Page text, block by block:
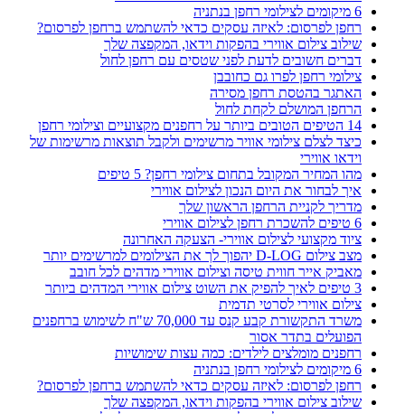
6 מיקומים לצילומי רחפן בנתניה
רחפן לפרסום: לאיזה עסקים כדאי להשתמש ברחפן לפרסום?
שילוב צילום אווירי בהפקות וידאו, המקפצה שלך
דברים חשובים לדעת לפני שטסים עם רחפן לחול
צילומי רחפן לפרו גם כחובבן
האתגר בהטסת רחפן מסירה
הרחפן המושלם לקחת לחול
14 הטיפים הטובים ביותר על רחפנים מקצועיים וצילומי רחפן
כיצד לצלם צילומי אוויר מרשימים ולקבל תוצאות מרשימות של
וידאו אווירי
מהו המחיר המקובל בתחום צילומי רחפן? 5 טיפים
איך לבחור את היום הנכון לצילום אווירי
מדריך לקניית הרחפן הראשון שלך
6 טיפים להשכרת רחפן לצילום אווירי
ציוד מקצועי לצילום אווירי- הצעקה האחרונה
מצב צילום D-LOG יהפוך לך את הצילומים למרשימים יותר
מאביק אייר חווית טיסה וצילום אווירי מדהים לכל חובב
3 טיפים לאיך להפיק את השוט צילום אווירי המדהים ביותר
צילום אווירי לסרטי תדמית
משרד התקשורת קבע קנס עד 70,000 ש"ח לשימוש ברחפנים
הפועלים בתדר אסור
רחפנים מומלצים לילדים: כמה עצות שימושיות
6 מיקומים לצילומי רחפן בנתניה
רחפן לפרסום: לאיזה עסקים כדאי להשתמש ברחפן לפרסום?
שילוב צילום אווירי בהפקות וידאו, המקפצה שלך